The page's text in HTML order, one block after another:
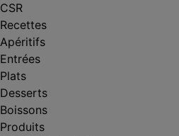
CSR
Recettes
Apéritifs
Entrées
Plats
Desserts
Boissons
Produits